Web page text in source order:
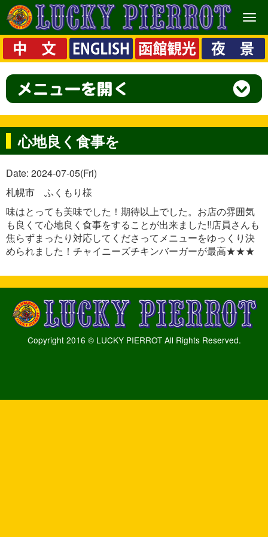
メ
ニ
ュ
ー
心地良く食事を
Date: 2024-07-05(Fri)
札幌市 ふくもり様
味はとっても美味でした！期待以上でした。お店の雰囲気
も良くて心地良く食事をすることが出来ました!!店員さんも
焦らずまったり対応してくださってメニューをゆっくり決
められました！チャイニーズチキンバーガーが最高★★★
Copyright 2016 © LUCKY PIERROT All Rights Reserved.